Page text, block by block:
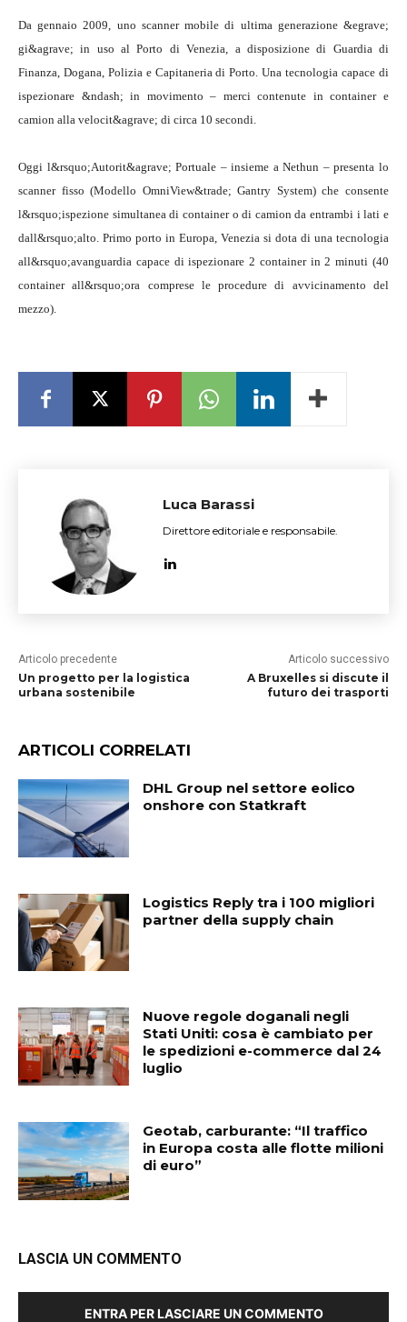
Da gennaio 2009, uno scanner mobile di ultima generazione &egrave;
gi&agrave; in uso al Porto di Venezia, a disposizione di Guardia di
Finanza, Dogana, Polizia e Capitaneria di Porto. Una tecnologia capace di
ispezionare &ndash; in movimento – merci contenute in container e
camion alla velocit&agrave; di circa 10 secondi.
Oggi l&rsquo;Autorit&agrave; Portuale – insieme a Nethun – presenta lo
scanner fisso (Modello OmniView&trade; Gantry System) che consente
l&rsquo;ispezione simultanea di container o di camion da entrambi i lati e
dall&rsquo;alto. Primo porto in Europa, Venezia si dota di una tecnologia
all&rsquo;avanguardia capace di ispezionare 2 container in 2 minuti (40
container all&rsquo;ora comprese le procedure di avvicinamento del
mezzo).
Luca Barassi
Direttore editoriale e responsabile.
Articolo precedente
Un progetto per la logistica
urbana sostenibile
Articolo successivo
A Bruxelles si discute il
futuro dei trasporti
ARTICOLI CORRELATI
DHL Group nel settore eolico
onshore con Statkraft
Logistics Reply tra i 100 migliori
partner della supply chain
Nuove regole doganali negli
Stati Uniti: cosa è cambiato per
le spedizioni e-commerce dal 24
luglio
Geotab, carburante: “Il traffico
in Europa costa alle flotte milioni
di euro”
LASCIA UN COMMENTO
ENTRA PER LASCIARE UN COMMENTO